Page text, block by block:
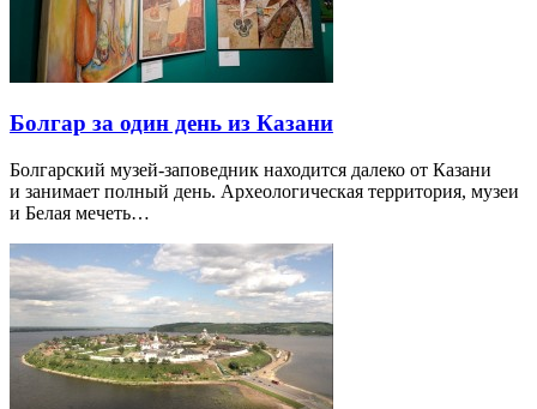
Болгар за один день из Казани
Болгарский музей-заповедник находится далеко от Казани
и занимает полный день. Археологическая территория, музеи
и Белая мечеть…